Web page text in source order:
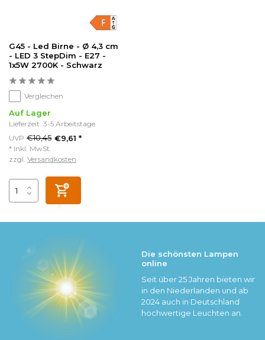
G45 - Led Birne - Ø 4,3 cm
- LED 3 StepDim - E27 -
1x5W 2700K - Schwarz
Vergleichen
Auf Lager
Lieferzeit: 3-5 Arbeitstage
UVP €10,45 €9,61 *
* Inkl. MwSt.
zzgl. Versandkosten
Die schönsten Lampen
online
Seit über 25 Jahren bieten wir
in den Niederlanden und ab
2024 auch in Deutschland
hochwertige Leuchten an.